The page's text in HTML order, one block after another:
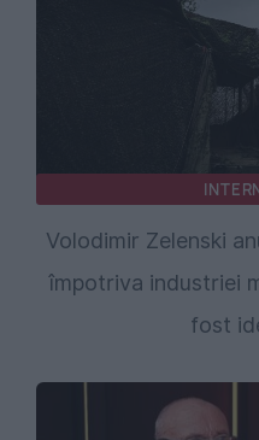
Volodimir Zelenski
împotriva industriei
fost